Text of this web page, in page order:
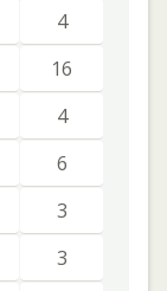
4
16
4
6
3
3